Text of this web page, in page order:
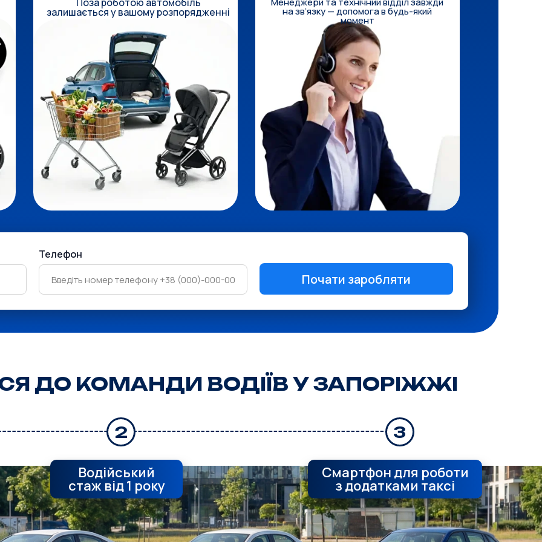
Телефон
Почати заробляти
на зв’язку — допомога в будь-який
момент
залишається у вашому розпорядженні
Телефон
Почати заробляти
Смартфон для роботи
з додатками таксі
Водійський
стаж від 1 року
3
2
ДО КОМАНДИ ВОДІЇВ У ЗАПОРІЖЖІ